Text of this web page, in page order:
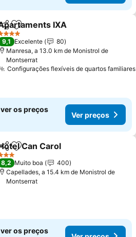
Adicionar aos favoritos
IXA
Estrelas
9,1 Excelente
80
Manresa, a 13.0 km de Monistrol de
Montserrat
Configurações flexíveis de quartos familiares
os preços
Ver preços
Adicionar aos favoritos
Can Carol
Estrelas
8,2 Muito boa
400
Capellades, a 15.4 km de Monistrol de
Montserrat
os preços